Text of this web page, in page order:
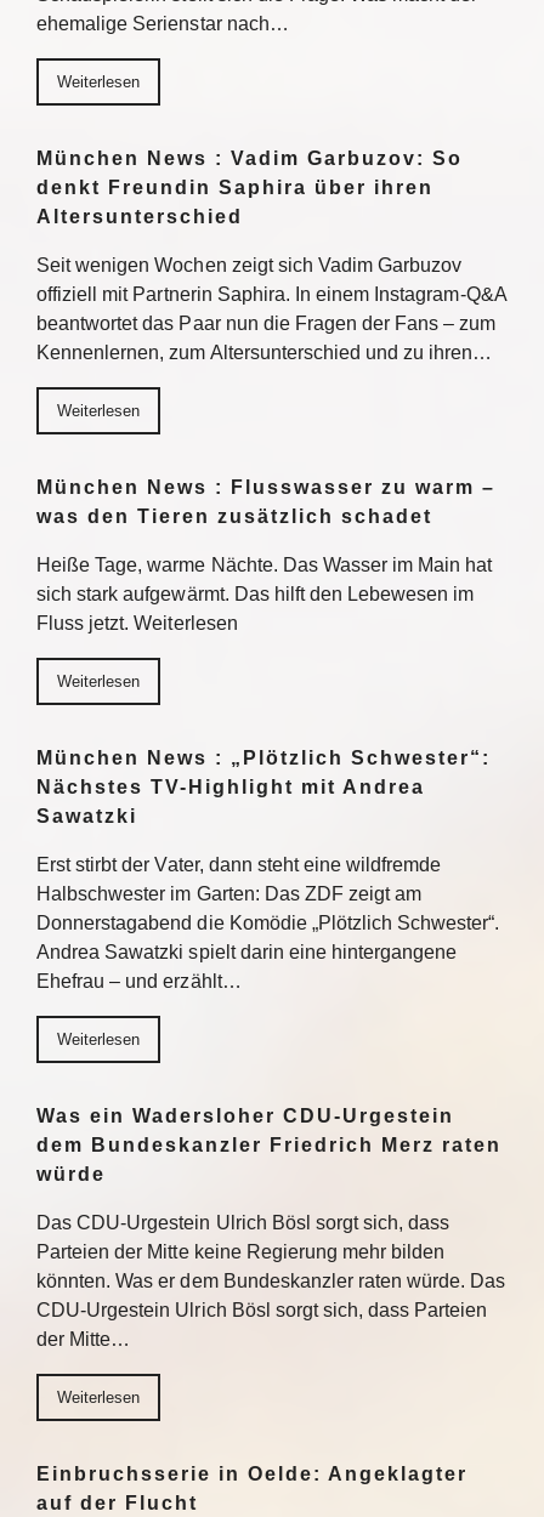
ehemalige Serienstar nach…
Weiterlesen
München News : Vadim Garbuzov: So
denkt Freundin Saphira über ihren
Altersunterschied
Seit wenigen Wochen zeigt sich Vadim Garbuzov
offiziell mit Partnerin Saphira. In einem Instagram-Q&A
beantwortet das Paar nun die Fragen der Fans – zum
Kennenlernen, zum Altersunterschied und zu ihren…
Weiterlesen
München News : Flusswasser zu warm –
was den Tieren zusätzlich schadet
Heiße Tage, warme Nächte. Das Wasser im Main hat
sich stark aufgewärmt. Das hilft den Lebewesen im
Fluss jetzt. Weiterlesen
Weiterlesen
München News : „Plötzlich Schwester“:
Nächstes TV-Highlight mit Andrea
Sawatzki
Erst stirbt der Vater, dann steht eine wildfremde
Halbschwester im Garten: Das ZDF zeigt am
Donnerstagabend die Komödie „Plötzlich Schwester“.
Andrea Sawatzki spielt darin eine hintergangene
Ehefrau – und erzählt…
Weiterlesen
Was ein Wadersloher CDU-Urgestein
dem Bundeskanzler Friedrich Merz raten
würde
Das CDU-Urgestein Ulrich Bösl sorgt sich, dass
Parteien der Mitte keine Regierung mehr bilden
könnten. Was er dem Bundeskanzler raten würde. Das
CDU-Urgestein Ulrich Bösl sorgt sich, dass Parteien
der Mitte…
Weiterlesen
Einbruchsserie in Oelde: Angeklagter
auf der Flucht